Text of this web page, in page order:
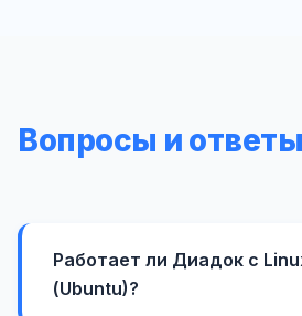
Вопросы и
Работает ли Диадок с
(Ubuntu)?